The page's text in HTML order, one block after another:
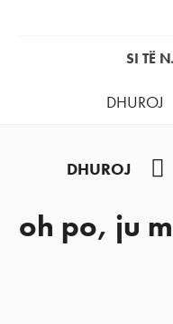
SI TË
DHUROJ
DHUROJ
oh po, ju